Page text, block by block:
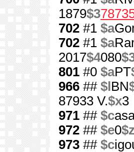
1879$3
702 #1 $a
702 #1 $a
2017$4080
801 #0 $aPT
966 ## $l BN
87933 V.$x3
971 ## $c
972 ## $e0$z
973 ## $c